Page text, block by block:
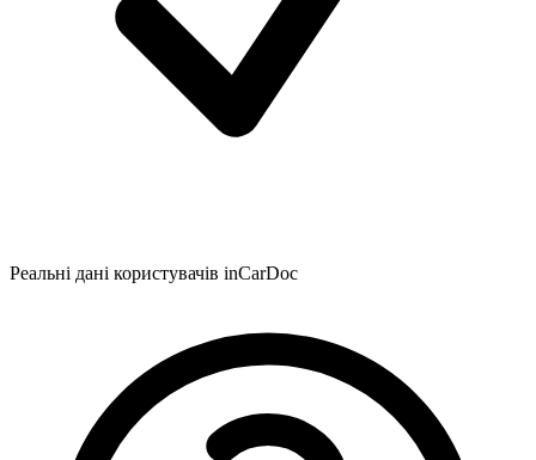
Реальні дані користувачів inCarDoc